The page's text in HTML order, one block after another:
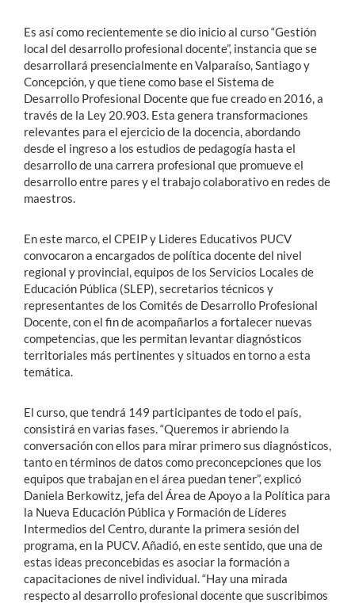
Es así como recientemente se dio inicio al curso “Gestión
local del desarrollo profesional docente”, instancia que se
desarrollará presencialmente en Valparaíso, Santiago y
Concepción, y que tiene como base el Sistema de
Desarrollo Profesional Docente que fue creado en 2016, a
través de la Ley 20.903. Esta genera transformaciones
relevantes para el ejercicio de la docencia, abordando
desde el ingreso a los estudios de pedagogía hasta el
desarrollo de una carrera profesional que promueve el
desarrollo entre pares y el trabajo colaborativo en redes de
maestros.
En este marco, el CPEIP y Lideres Educativos PUCV
convocaron a encargados de política docente del nivel
regional y provincial, equipos de los Servicios Locales de
Educación Pública (SLEP), secretarios técnicos y
representantes de los Comités de Desarrollo Profesional
Docente, con el fin de acompañarlos a fortalecer nuevas
competencias, que les permitan levantar diagnósticos
territoriales más pertinentes y situados en torno a esta
temática.
El curso, que tendrá 149 participantes de todo el país,
consistirá en varias fases. “Queremos ir abriendo la
conversación con ellos para mirar primero sus diagnósticos,
tanto en términos de datos como preconcepciones que los
equipos que trabajan en el área puedan tener”, explicó
Daniela Berkowitz, jefa del Área de Apoyo a la Política para
la Nueva Educación Pública y Formación de Líderes
Intermedios del Centro, durante la primera sesión del
programa, en la PUCV. Añadió, en este sentido, que una de
estas ideas preconcebidas es asociar la formación a
capacitaciones de nivel individual. “Hay una mirada
respecto al desarrollo profesional docente que suscribimos